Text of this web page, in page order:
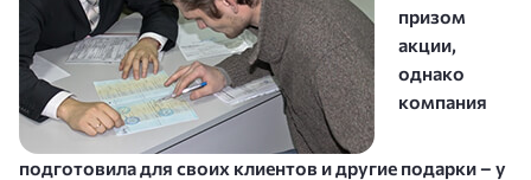
призом
акции,
однако
компания
подготовила для своих клиентов и другие подарки – у